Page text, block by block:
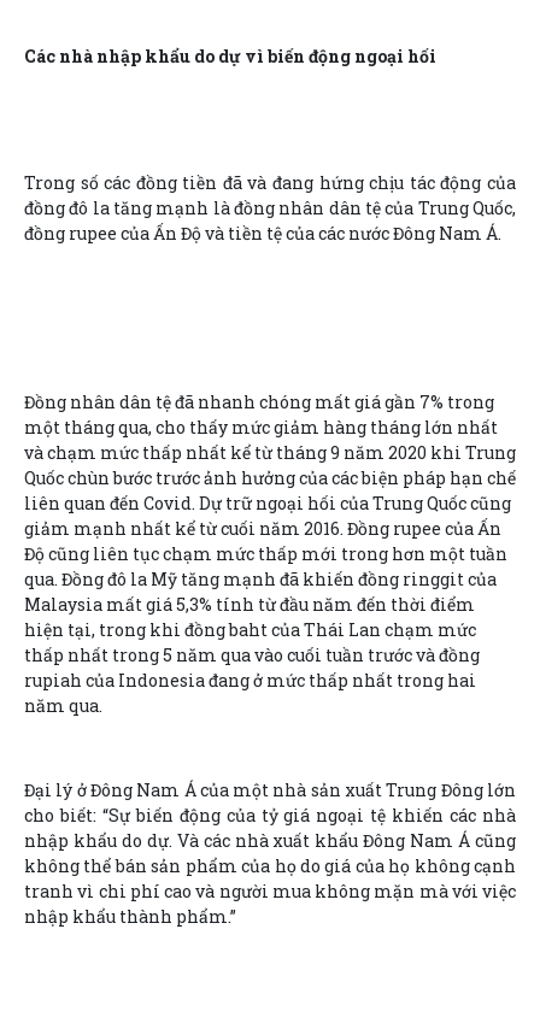
Các nhà nhập khẩu do dự vì biến động ngoại hối
Trong số các đồng tiền đã và đang hứng chịu tác động của
đồng đô la tăng mạnh là đồng nhân dân tệ của Trung Quốc,
đồng rupee của Ấn Độ và tiền tệ của các nước Đông Nam Á.
Đồng nhân dân tệ đã nhanh chóng mất giá gần 7% trong
một tháng qua, cho thấy mức giảm hàng tháng lớn nhất
và chạm mức thấp nhất kể từ tháng 9 năm 2020 khi Trung
Quốc chùn bước trước ảnh hưởng của các biện pháp hạn chế
liên quan đến Covid. Dự trữ ngoại hối của Trung Quốc cũng
giảm mạnh nhất kể từ cuối năm 2016. Đồng rupee của Ấn
Độ cũng liên tục chạm mức thấp mới trong hơn một tuần
qua. Đồng đô la Mỹ tăng mạnh đã khiến đồng ringgit của
Malaysia mất giá 5,3% tính từ đầu năm đến thời điểm
hiện tại, trong khi đồng baht của Thái Lan chạm mức
thấp nhất trong 5 năm qua vào cuối tuần trước và đồng
rupiah của Indonesia đang ở mức thấp nhất trong hai
năm qua.
Đại lý ở Đông Nam Á của một nhà sản xuất Trung Đông lớn
cho biết: “Sự biến động của tỷ giá ngoại tệ khiến các nhà
nhập khẩu do dự. Và các nhà xuất khẩu Đông Nam Á cũng
không thể bán sản phẩm của họ do giá của họ không cạnh
tranh vì chi phí cao và người mua không mặn mà với việc
nhập khẩu thành phẩm.”